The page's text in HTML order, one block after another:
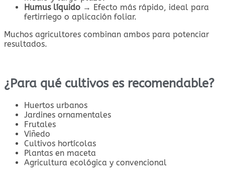
Humus líquido → Efecto más rápido, ideal para
fertirriego o aplicación foliar.
Muchos agricultores combinan ambos para potenciar
resultados.
¿Para qué cultivos es recomendable?
Huertos urbanos
Jardines ornamentales
Frutales
Viñedo
Cultivos hortícolas
Plantas en maceta
Agricultura ecológica y convencional